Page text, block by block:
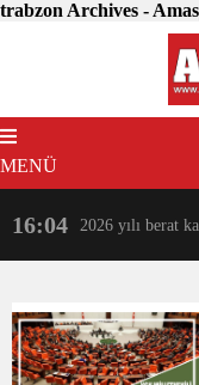
trabzon Archives -
MENÜ
16:04 2026 yılı berat